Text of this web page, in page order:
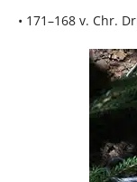
• 171–168 v. Chr.